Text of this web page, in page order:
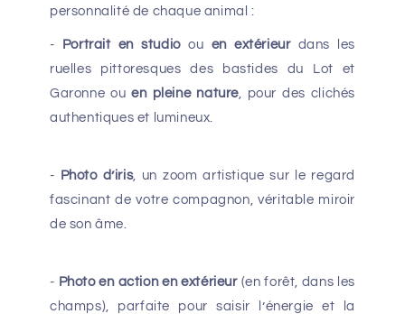
personnalité de chaque animal :
- Portrait en studioou en extérieurdans les
ruelles pittoresques des bastides du Lot et
Garonne ouen pleine nature, pour des clichés
authentiques et lumineux.
- Photo d’iris, un zoom artistique sur le regard
fascinant de votre compagnon, véritable miroir
de son âme.
- Photo en action en extérieur(en forêt, dans les
champs), parfaite pour saisir l’énergie et la